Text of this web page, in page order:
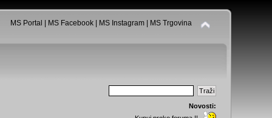
MS Portal MS Facebook| MS Instagram| MS Trgovina
Novosti: